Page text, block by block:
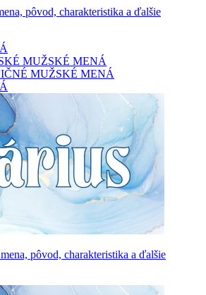
pôvod, charakteristika a ďalšie
MUŽSKÉ MENÁ
MUŽSKÉ MENÁ
pôvod, charakteristika a ďalšie